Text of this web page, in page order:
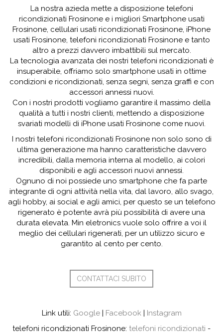
La nostra azieda mette a disposizione telefoni
ricondizionati Frosinone e i migliori Smartphone usati
Frosinone, cellulari usati ricondizionati Frosinone, iPhone
usati Frosinone, telefoni ricondizionati Frosinone e tanto
altro a prezzi davvero imbattibili sul mercato.
La tecnologia avanzata dei nostri telefoni ricondizionati è
insuperabile, offriamo solo smartphone usati in ottime
condizioni e ricondizionati, senza segni, senza graffi e con
accessori annessi nuovi.
Con i nostri prodotti vogliamo garantire il massimo della
qualità a tutti i nostri clienti, mettendo a disposizione
svariati modelli di iPhone usati Frosinone come nuovi.
I nostri telefoni ricondizionati Frosinone non solo sono di
ultima generazione ma hanno caratteristiche davvero
incredibili, dalla memoria interna al modello, ai colori
disponibili e agli accessori nuovi annessi.
Ognuno di noi possiede uno smartphone che fa parte
integrante di ogni attività nella vita, dal lavoro, allo svago,
agli hobby, ai social e agli amici, per questo se un telefono
rigenerato è potente avrà più possibilità di avere una
durata elevata. Min eletronics vuole solo offrire a voi il
meglio dei cellulari rigenerati, per un utilizzo sicuro e
garantito al cento per cento.
CONTATTACI SUBITO
Link utili: Google| Facebook|
Instagram
telefoni ricondizionati Frosinone: telefoni ricondizionati -